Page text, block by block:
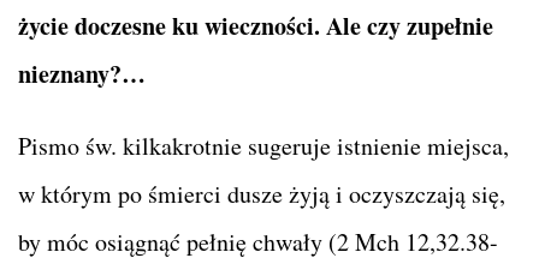
życie doczesne ku wieczności. Ale czy zupełnie
nieznany?…
Pismo św. kilkakrotnie sugeruje istnienie miejsca,
w którym po śmierci dusze żyją i oczyszczają się,
by móc osiągnąć pełnię chwały (2 Mch 12,32.38-